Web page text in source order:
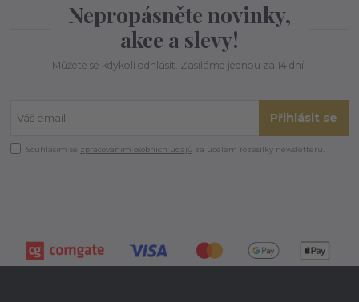
Nepropásněte novinky,
akce a slevy!
Můžete se kdykoli odhlásit. Zasíláme jednou za 14 dní.
Přihlásit se
Souhlasím se zpracováním osobních údajů za účelem rozesílky newsletteru.